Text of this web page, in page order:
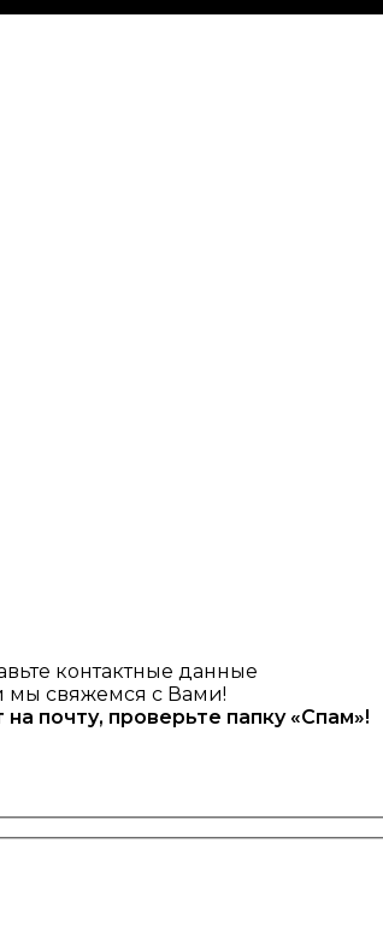
контактные данные
мы свяжемся с Вами!
почту, проверьте папку «Спам»!